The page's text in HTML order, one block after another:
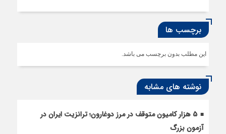
برچسب ها
این مطلب بدون برچسب می باشد.
نوشته های مشابه
5 هزار کامیون متوقف در مرز دوغارون؛ ترانزیت ایران در
آزمون بزرگ